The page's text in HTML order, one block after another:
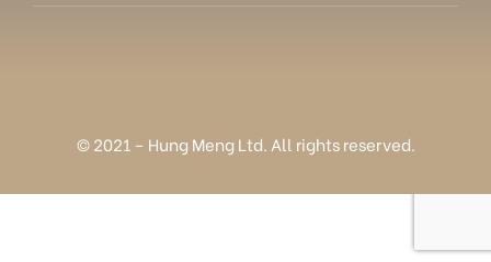
© 2021 – Hung Meng Ltd. All rights reserved.